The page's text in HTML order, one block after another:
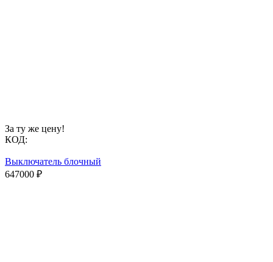
За ту же цену!
КОД:
Выключатель блочный
647000 ₽